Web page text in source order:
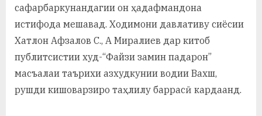
сафарбаркунандагии он ҳадафмандона
истифода мешавад. Ходимони давлативу сиёсии
Хатлон Афзалов С., А Миралиев дар китоб
публитсистии худ-“Файзи замин падарон”
масъалаи таърихи азхудкунии водии Вахш,
рушди кишоварзиро таҳлилу баррасӣ кардаанд.